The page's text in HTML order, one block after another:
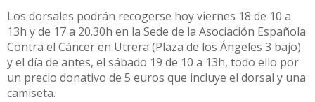
Los dorsales podrán recogerse hoy viernes 18 de 10 a
13h y de 17 a 20.30h en la Sede de la Asociación Española
Contra el Cáncer en Utrera (Plaza de los Ángeles 3 bajo)
y el día de antes, el sábado 19 de 10 a 13h, todo ello por
un precio donativo de 5 euros que incluye el dorsal y una
camiseta.